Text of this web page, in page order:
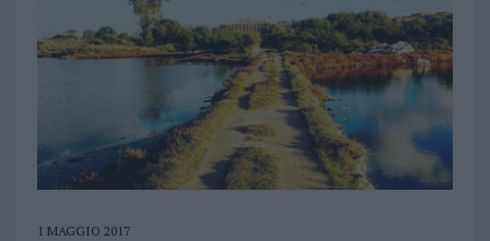
1 MAGGIO 2017